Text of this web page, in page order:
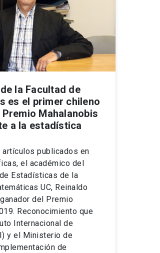
la Facultad de
es el primer chileno
Mahalanobis
a la estadística
artículos publicados en
el académico del
Estadísticas de la
UC, Reinaldo
del Premio
Reconocimiento que
Internacional de
y el Ministerio de
de